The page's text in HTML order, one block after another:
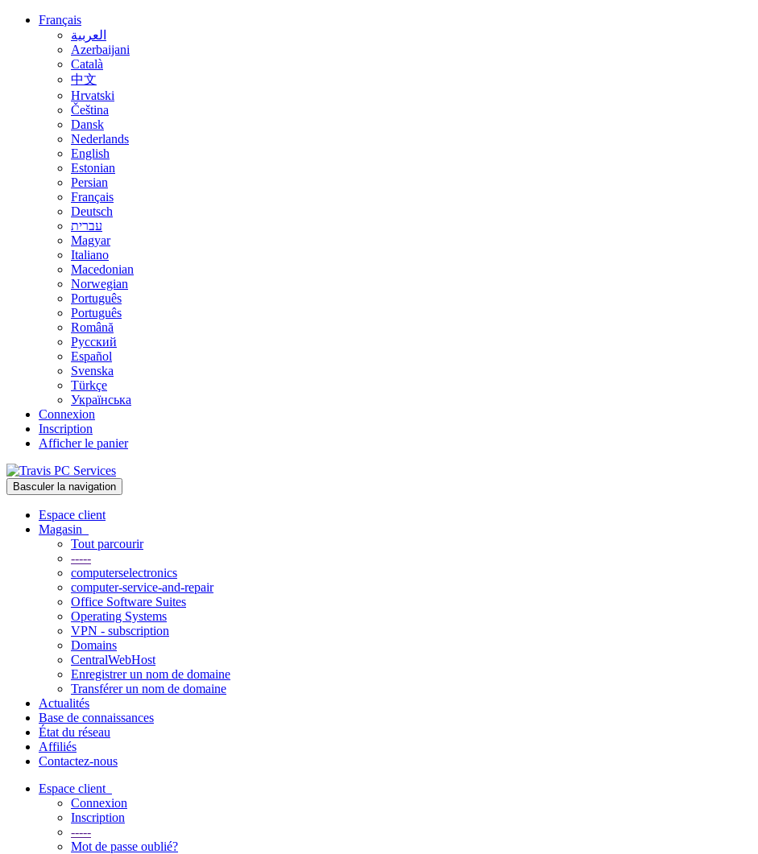
Français
العربية
Azerbaijani
Català
中文
Hrvatski
Čeština
Dansk
Nederlands
English
Estonian
Persian
Français
Deutsch
עברית
Magyar
Italiano
Macedonian
Norwegian
Português
Português
Română
Русский
Español
Svenska
Türkçe
Українська
Connexion
Inscription
Afficher le panier
Basculer la navigation
Espace client
Magasin
Tout parcourir
-----
computerselectronics
computer-service-and-repair
Office Software Suites
Operating Systems
VPN - subscription
Domains
CentralWebHost
Enregistrer un nom de domaine
Transférer un nom de domaine
Actualités
Base de connaissances
État du réseau
Affiliés
Contactez-nous
Espace client
Connexion
Inscription
-----
Mot de passe oublié?